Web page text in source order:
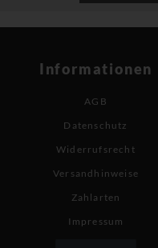
Informationen
AGB
Datenschutz
Widerrufsrecht
Versandhinweise
Zahlarten
Impressum